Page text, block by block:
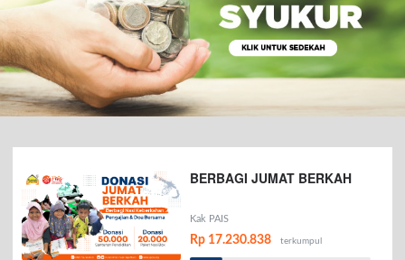
BERBAGI JUMAT BERKAH
Kak PAIS
Rp 17.230.838 terkumpul